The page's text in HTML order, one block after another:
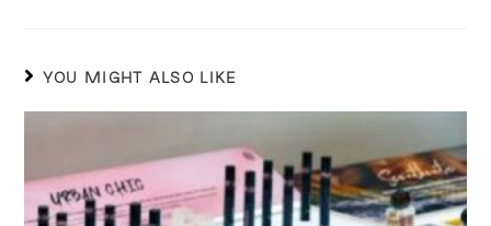
YOU MIGHT ALSO LIKE